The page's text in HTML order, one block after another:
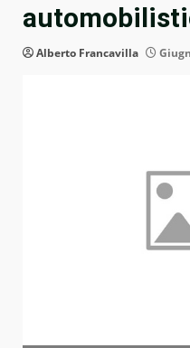
Alberto Francavilla